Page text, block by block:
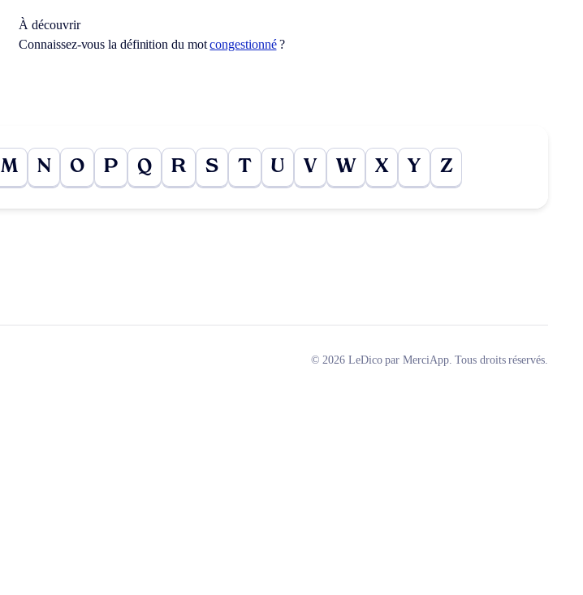
À découvrir
Connaissez-vous la définition du motcongestionné?
M N O P Q R S T U V W X Y Z
© 2026 LeDico par MerciApp. Tous droits réservés.